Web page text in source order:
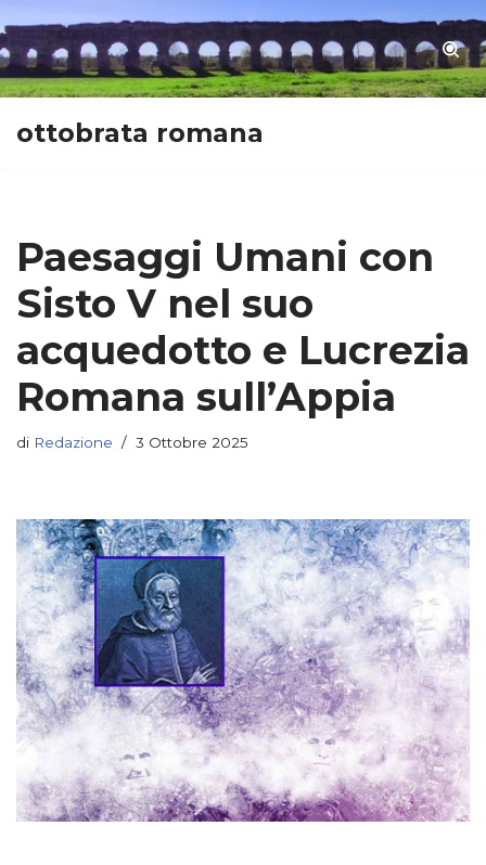
Vai
al
ottobrata romana
Paesaggi Umani con
Sisto V nel suo
acquedotto e Lucrezia
Romana sull’Appia
di Redazione 3 Ottobre 2025